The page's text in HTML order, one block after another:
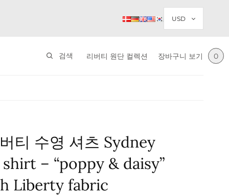
검색 리버티 원단 컬렉션 장바구니 보기 0
티 수영 셔츠 Sydney
– “poppy & daisy”
Liberty fabric